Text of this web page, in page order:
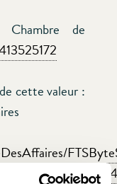
de
cette valeur :